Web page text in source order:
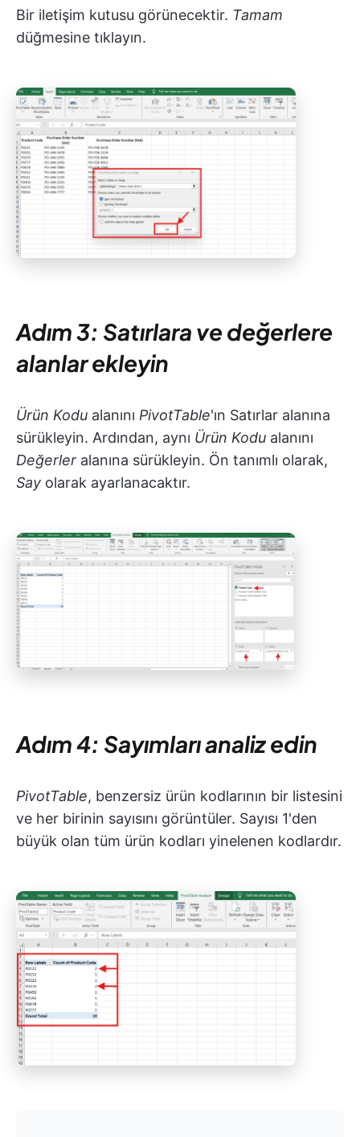
Bir iletişim kutusu görünecektir. Tamam
düğmesine tıklayın.
Adım 3: Satırlara ve değerlere
alanlar ekleyin
Ürün Kodu alanını PivotTable'ın Satırlar alanına
sürükleyin. Ardından, aynı Ürün Kodu alanını
Değerler alanına sürükleyin. Ön tanımlı olarak,
Say olarak ayarlanacaktır.
Adım 4: Sayımları analiz edin
PivotTable, benzersiz ürün kodlarının bir listesini
ve her birinin sayısını görüntüler. Sayısı 1'den
büyük olan tüm ürün kodları yinelenen kodlardır.